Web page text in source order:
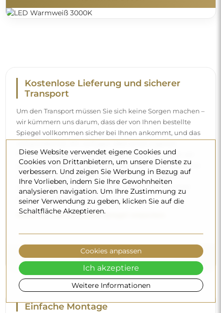
Kostenlose Lieferung und sicherer
Transport
Um den Transport müssen Sie sich keine Sorgen machen –
wir kümmern uns darum, dass der von Ihnen bestellte
Spiegel vollkommen sicher bei Ihnen ankommt, und das
Fuhrpark und geschultes Personal, deshalb können wir
garantieren, dass der Spiegel unversehrt ankommt, ohne
zusätzliche Kosten. Selbst wenn Sie einen Spiegel in
großen Abmessungen bestellen, können Sie mit einer
schnellen Lieferung rechnen.
Sehen Sie, wie wir unsere Spiegel verpacken.
Einfache Montage
Diese Website verwendet eigene Cookies und
Cookies von Drittanbietern, um unsere Dienste zu
verbessern. Und zeigen Sie Werbung in Bezug auf
Ihre Vorlieben, indem Sie Ihre Gewohnheiten
analysieren navigation. Um Ihre Zustimmung zu
seiner Verwendung zu geben, klicken Sie auf die
Schaltfläche Akzeptieren.
Weitere Informationen
Cookies anpassen
Ich akzeptiere